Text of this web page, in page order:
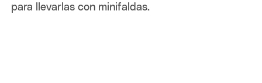
para llevarlas con minifaldas.